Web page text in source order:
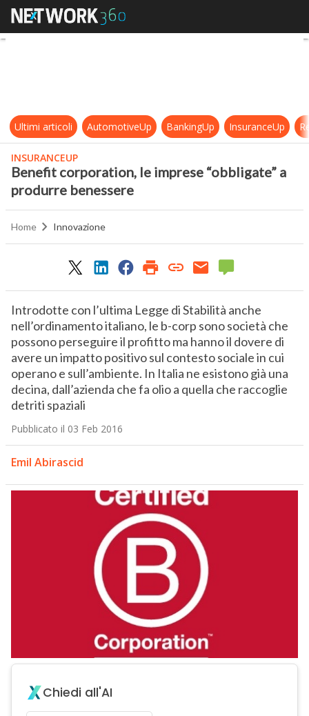
Benefit corporation, le imprese
Ultimi articoli AutomotiveUp BankingUp InsuranceUp
INSURANCEUP
Benefit corporation, le imprese “obbligate” a
produrre benessere
Home Innovazione
Introdotte con l’ultima Legge di Stabilità anche
nell’ordinamento italiano, le b-corp sono società che
possono perseguire il profitto ma hanno il dovere di
avere un impatto positivo sul contesto sociale in cui
operano e sull’ambiente. In Italia ne esistono già una
decina, dall’azienda che fa olio a quella che raccoglie
detriti spaziali
Pubblicato il 03 Feb 2016
Emil Abirascid
Chiedi all'AI